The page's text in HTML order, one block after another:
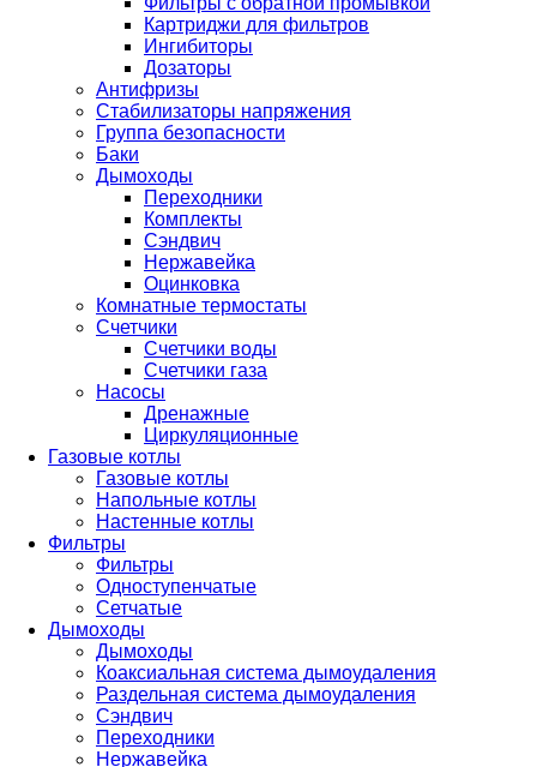
Картриджи для фильтров
Ингибиторы
Дозаторы
Антифризы
Стабилизаторы напряжения
Группа безопасности
Баки
Дымоходы
Переходники
Комплекты
Сэндвич
Нержавейка
Оцинковка
Комнатные термостаты
Счетчики
Счетчики воды
Счетчики газа
Насосы
Дренажные
Циркуляционные
Газовые котлы
Газовые котлы
Напольные котлы
Настенные котлы
Фильтры
Фильтры
Одноступенчатые
Сетчатые
Дымоходы
Дымоходы
Коаксиальная система дымоудаления
Раздельная система дымоудаления
Сэндвич
Переходники
Нержавейка